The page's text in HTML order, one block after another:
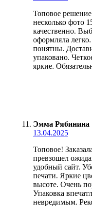
Топовое решение
несколько фото
качественно.
оформляла
понятны.
упаковано.
яркие.
Эмма Рябинина
13.04.2025
Топовое!
превзошел
удобный сайт.
печати. Яркие
высоте. Очень
Упаковка
невредимым.